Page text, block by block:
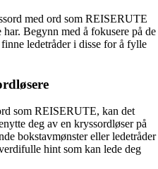
med ord som REISERUTE
har. Begynn med å fokusere på de
ledetråder i disse for å fylle
som REISERUTE, kan det
deg av en kryssordløser på
bokstavmønster eller ledetråder
hint som kan lede deg